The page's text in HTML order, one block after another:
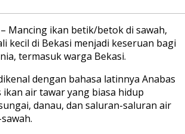
– Mancing ikan betik/betok di sawah,
kecil di Bekasi menjadi keseruan bagi
termasuk warga Bekasi.
dengan bahasa latinnya Anabas
air tawar yang biasa hidup
danau, dan saluran-saluran air